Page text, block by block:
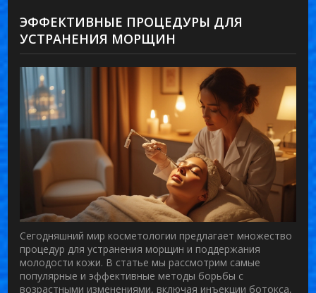
ЭФФЕКТИВНЫЕ ПРОЦЕДУРЫ ДЛЯ
УСТРАНЕНИЯ МОРЩИН
Сегодняшний мир косметологии предлагает множество
процедур для устранения морщин и поддержания
молодости кожи. В статье мы рассмотрим самые
популярные и эффективные методы борьбы с
возрастными изменениями, включая инъекции ботокса,